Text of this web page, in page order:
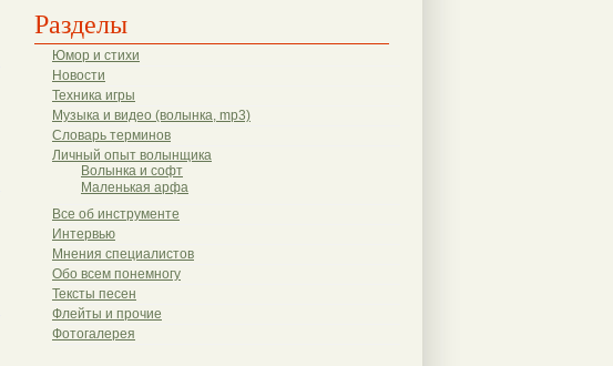
Разделы
Юмор и стихи
Новости
Техника игры
Музыка и видео (волынка, mp3)
Словарь терминов
Личный опыт волынщика
Волынка и софт
Маленькая арфа
Все об инструменте
Интервью
Мнения специалистов
Обо всем понемногу
Тексты песен
Флейты и прочие
Фотогалерея